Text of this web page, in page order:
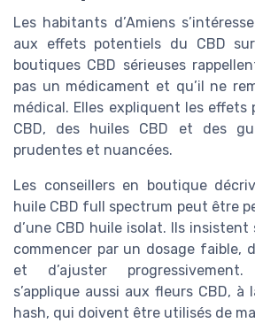
Les habitants d’Amiens
aux effets potentiels du CBD
boutiques CBD sérieuses
pas un médicament et qu’il ne
médical. Elles expliquent les effets
CBD, des huiles CBD et des
prudentes et nuancées.
Les conseillers en boutique
huile CBD full spectrum peut être
d’une CBD huile isolat. Ils insistent
commencer par un dosage faible,
et d’ajuster
s’applique aussi aux fleurs CBD, à
hash, qui doivent être utilisés de